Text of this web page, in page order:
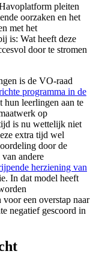
pleiten
oorzaken en het
met het
is: Wat heeft deze
door te stromen
is de VO-raad
programma in de
hun leerlingen aan te
op
is nu wettelijk niet
extra tijd wel
door de
andere
herziening van
In dat model heeft
een overstap naar
negatief gescoord in